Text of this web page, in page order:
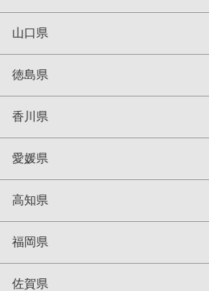
山口県
徳島県
香川県
愛媛県
高知県
福岡県
佐賀県